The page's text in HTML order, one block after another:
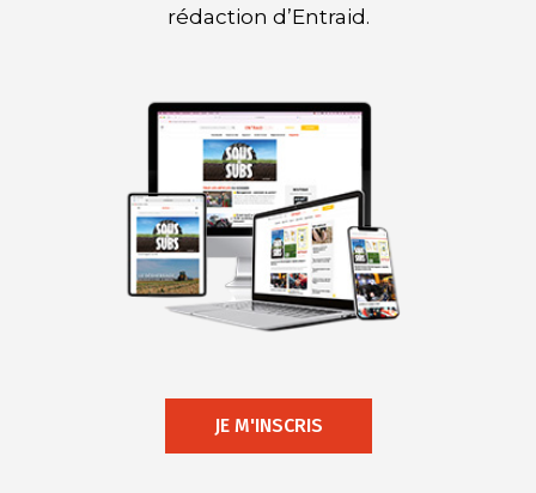
rédaction d’Entraid.
JE M'INSCRIS